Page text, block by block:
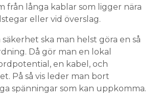
från långa kablar som ligger nära
eller vid överslag.
säkerhet ska man helst göra en så
Då gör man en lokal
en kabel, och
På så vis leder man bort
spänningar som kan uppkomma.